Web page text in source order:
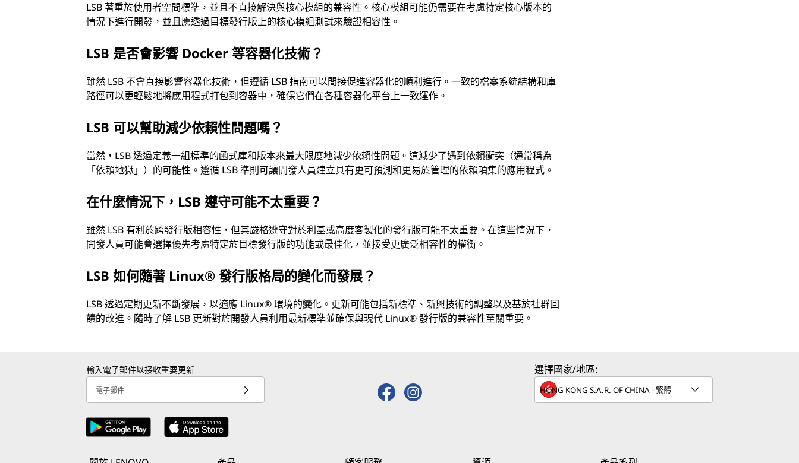
LSB 著重於使用者空間標準，並且不直接解決與核心模組的兼容性。核心模組可能仍需要在考慮特定核心版本的
情況下進行開發，並且應透過目標發行版上的核心模組測試來驗證相容性。
LSB 是否會影響 Docker 等容器化技術？
雖然 LSB 不會直接影響容器化技術，但遵循 LSB 指南可以間接促進容器化的順利進行。一致的檔案系統結構和庫
路徑可以更輕鬆地將應用程式打包到容器中，確保它們在各種容器化平台上一致運作。
LSB 可以幫助減少依賴性問題嗎？
當然，LSB 透過定義一組標準的函式庫和版本來最大限度地減少依賴性問題。這減少了遇到依賴衝突（通常稱為
「依賴地獄」）的可能性。遵循 LSB 準則可讓開發人員建立具有更可預測和更易於管理的依賴項集的應用程式。
在什麼情況下，LSB 遵守可能不太重要？
雖然 LSB 有利於跨發行版相容性，但其嚴格遵守對於利基或高度客製化的發行版可能不太重要。在這些情況下，
開發人員可能會選擇優先考慮特定於目標發行版的功能或最佳化，並接受更廣泛相容性的權衡。
LSB 如何隨著 Linux® 發行版格局的變化而發展？
LSB 透過定期更新不斷發展，以適應 Linux® 環境的變化。更新可能包括新標準、新興技術的調整以及基於社群回
饋的改進。隨時了解 LSB 更新對於開發人員利用最新標準並確保與現代 Linux® 發行版的兼容性至關重要。
輸入電子郵件以接收重要更新
電子郵件
選擇國家/地區: